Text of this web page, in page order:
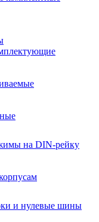
на DIN-рейку
и нулевые шины